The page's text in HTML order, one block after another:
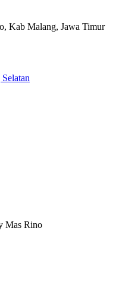
Kab Malang, Jawa Timur
Mas Rino